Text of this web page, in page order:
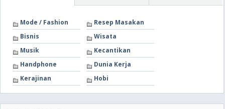
Mode / Fashion
Resep Masakan
Bisnis
Wisata
Musik
Kecantikan
Handphone
Dunia Kerja
Kerajinan
Hobi